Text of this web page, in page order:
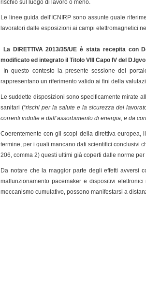
rischio sul luogo di lavoro o meno.
Le linee guida dell'ICNIRP sono assunte quale
lavoratori dalle esposizioni ai campi elettromagnetici
La DIRETTIVA 2013/35/UE è stata recepita con
modificato ed integrato il Titolo VIII Capo IV del
In questo contesto la presente sessione del
rappresentano un riferimento valido ai fini della
Le suddette disposizioni sono specificamente mirate
sanitari (“rischi per la salute e la sicurezza dei
correnti indotte e dall’assorbimento di energia, e da
Coerentemente con gli scopi della direttiva europea, il
termine, per i quali mancano dati scientifici conclusivi
206, comma 2) questi ultimi già coperti dalle norme
Da notare che la maggior parte degli effetti avversi
malfunzionamento pacemaker e dispositivi
meccanismo cumulativo, possono manifestarsi a